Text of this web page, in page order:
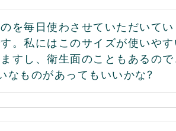
を毎日使わさせていただいて
。私にはこのサイズが使いやす
すし、衛生面のこともあるの
なものがあってもいいかな?